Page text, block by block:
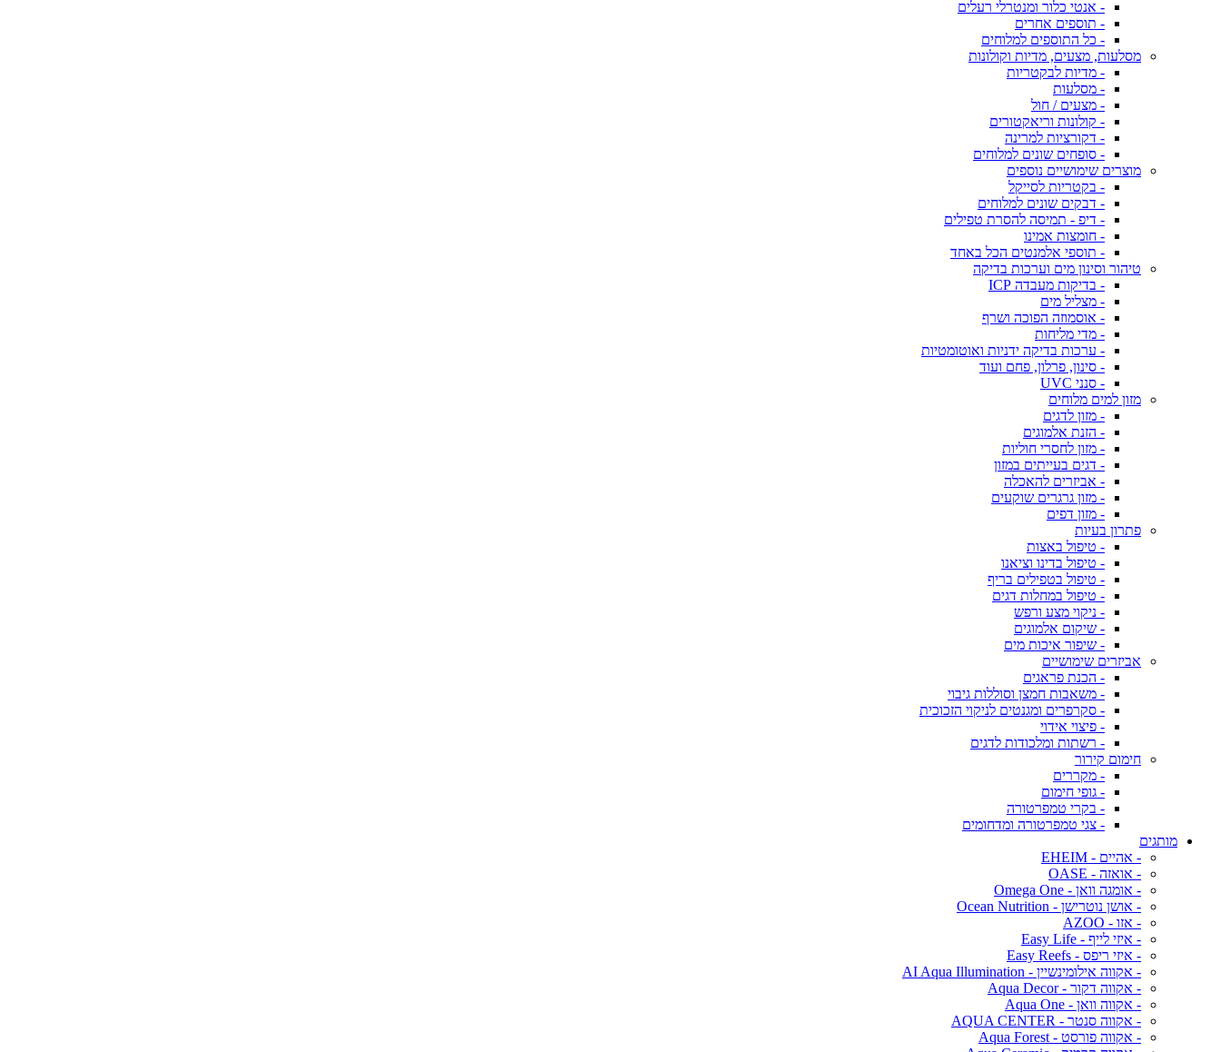
- אנטי כלור ומנטרלי רעלים
- תוספים אחרים
- כל התוספים למלוחים
מסלעות, מצעים, מדיות וקולונות
- מדיות לבקטריות
- מסלעות
- מצעים / חול
- קולונות וריאקטורים
- דקורציות למרינה
- סופחים שונים למלוחים
מוצרים שימושיים נוספים
- בקטריות לסייקל
- דבקים שונים למלוחים
- דיפ - תמיסה להסרת טפילים
- חומצות אמינו
- תוספי אלמנטים הכל באחד
טיהור וסינון מים וערכות בדיקה
- בדיקות מעבדה ICP
- מצליל מים
- אוסמוזה הפוכה ושרף
- מדי מליחות
- ערכות בדיקה ידניות ואוטומטיות
- סינון, פרלון, פחם ועוד
- סנני UVC
מזון למים מלוחים
- מזון לדגים
- הזנת אלמוגים
- מזון לחסרי חוליות
- דגים בעייתים במזון
- אביזרים להאכלה
- מזון גרגרים שוקעים
- מזון דפים
פתרון בעיות
- טיפול באצות
- טיפול בדינו וציאנו
- טיפול בטפילים בריף
- טיפול במחלות דגים
- ניקוי מצע ורפש
- שיקום אלמוגים
- שיפור איכות מים
אביזרים שימושיים
- הכנת פראגים
- משאבות חמצן וסוללות גיבוי
- סקרפרים ומגנטים לניקוי הזכוכית
- פיצוי אידוי
- רשתות ומלכודות לדגים
חימום קירור
- מקררים
- גופי חימום
- בקרי טמפרטורה
- צגי טמפרטורה ומדחומים
מותגים
- אהיים - EHEIM
- אואזה - OASE
- אומגה וואן - Omega One
- אושן נוטרישן - Ocean Nutrition
- אזו - AZOO
- איזי לייף - Easy Life
- איזי ריפס - Easy Reefs
- אקווה אילומינשיין - AI Aqua Illumination
- אקווה דקור - Aqua Decor
- אקווה וואן - Aqua One
- אקווה סנטר - AQUA CENTER
- אקווה פורסט - Aqua Forest